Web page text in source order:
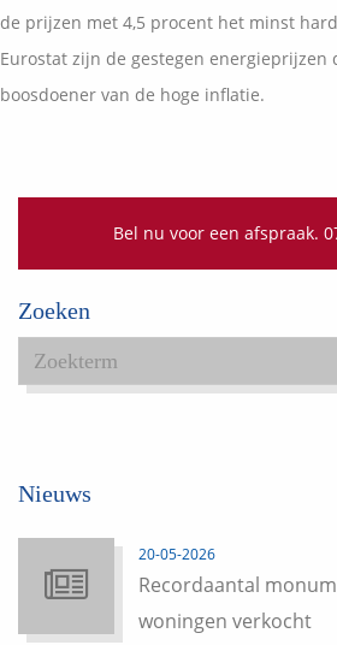
de prijzen met 4,5 procent het minst
Eurostat zijn de gestegen energieprijzen
boosdoener van de hoge inflatie.
Bel nu voor een afspraak.
Zoeken
Nieuws
20-05-2026
Recordaantal
woningen verkocht